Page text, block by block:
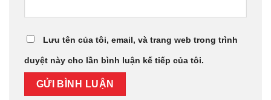
Lưu tên của tôi, email, và trang web trong trình
duyệt này cho lần bình luận kế tiếp của tôi.